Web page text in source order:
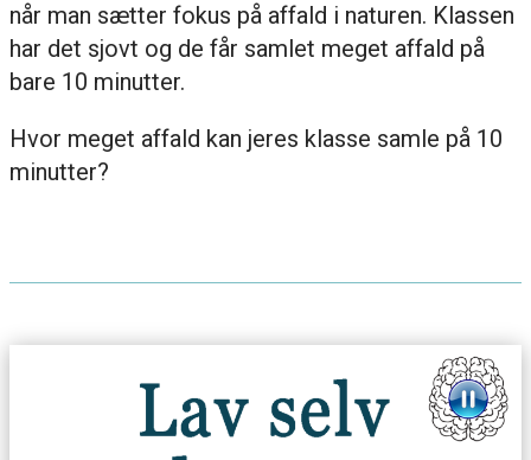
når man sætter fokus på affald i naturen. Klassen
har det sjovt og de får samlet meget affald på
bare 10 minutter.
Hvor meget affald kan jeres klasse samle på 10
minutter?